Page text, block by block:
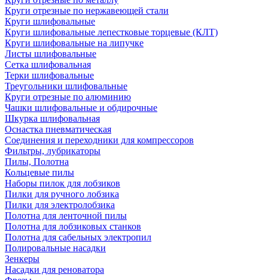
Круги отрезные по нержавеющей стали
Круги шлифовальные
Круги шлифовальные лепестковые торцевые (КЛТ)
Круги шлифовальные на липучке
Листы шлифовальные
Сетка шлифовальная
Терки шлифовальные
Треугольники шлифовальные
Круги отрезные по алюминию
Чашки шлифовальные и обдирочные
Шкурка шлифовальная
Оснастка пневматическая
Соединения и переходники для компрессоров
Фильтры, лубрикаторы
Пилы, Полотна
Кольцевые пилы
Наборы пилок для лобзиков
Пилки для ручного лобзика
Пилки для электролобзика
Полотна для ленточной пилы
Полотна для лобзиковых станков
Полотна для сабельных электропил
Полировальные насадки
Зенкеры
Насадки для реноватора